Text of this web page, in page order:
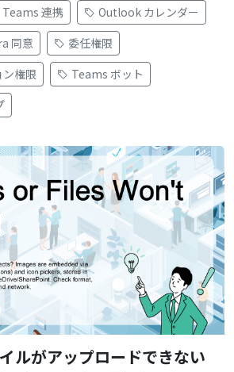
Teams 連携
Outlook カレンダー
同意
委任権限
権限
Teams ボット
ルがアップロードできない